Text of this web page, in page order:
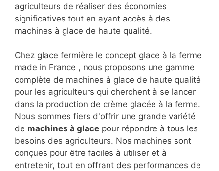
agriculteurs de réaliser des économies
significatives tout en ayant accès à des
machines à glace de haute qualité.
Chez glace fermière le concept glace à la ferme
made in France , nous proposons une gamme
complète de machines à glace de haute qualité
pour les agriculteurs qui cherchent à se lancer
dans la production de crème glacée à la ferme.
Nous sommes fiers d'offrir une grande variété
de machines à glace pour répondre à tous les
besoins des agriculteurs. Nos machines sont
conçues pour être faciles à utiliser et à
entretenir, tout en offrant des performances de